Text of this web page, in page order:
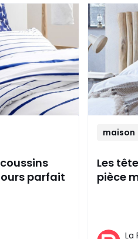
parfait
maison
Les
pièce
La